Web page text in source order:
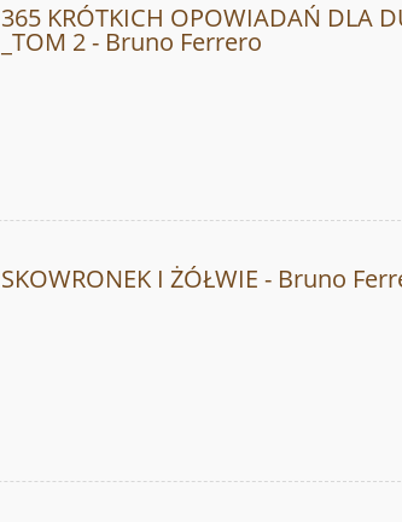
365 KRÓTKICH OPOWIADAŃ DLA
_TOM 2 - Bruno Ferrero
SKOWRONEK I ŻÓŁWIE - Bruno